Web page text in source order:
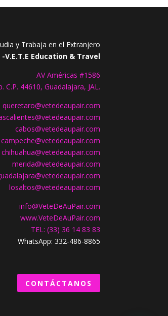
y Trabaja en el Extranjero
-V.E.T.E Education & Travel
AV Américas #1586
C.P. 44610, Guadalajara, JAL.
queretaro@vetedeaupair.com
cabos@vetedeaupair.com
campeche@vetedeaupair.com
chihuahua@vetedeaupair.com
merida@vetedeaupair.com
losaltos@vetedeaupair.com
info@VeteDeAuPair.com
www.VeteDeAuPair.com
TEL: (33) 36 14 83 83
WhatsApp: 332-486-8865
CONTÁCTANOS